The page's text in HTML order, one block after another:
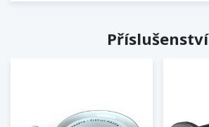
Příslušenství